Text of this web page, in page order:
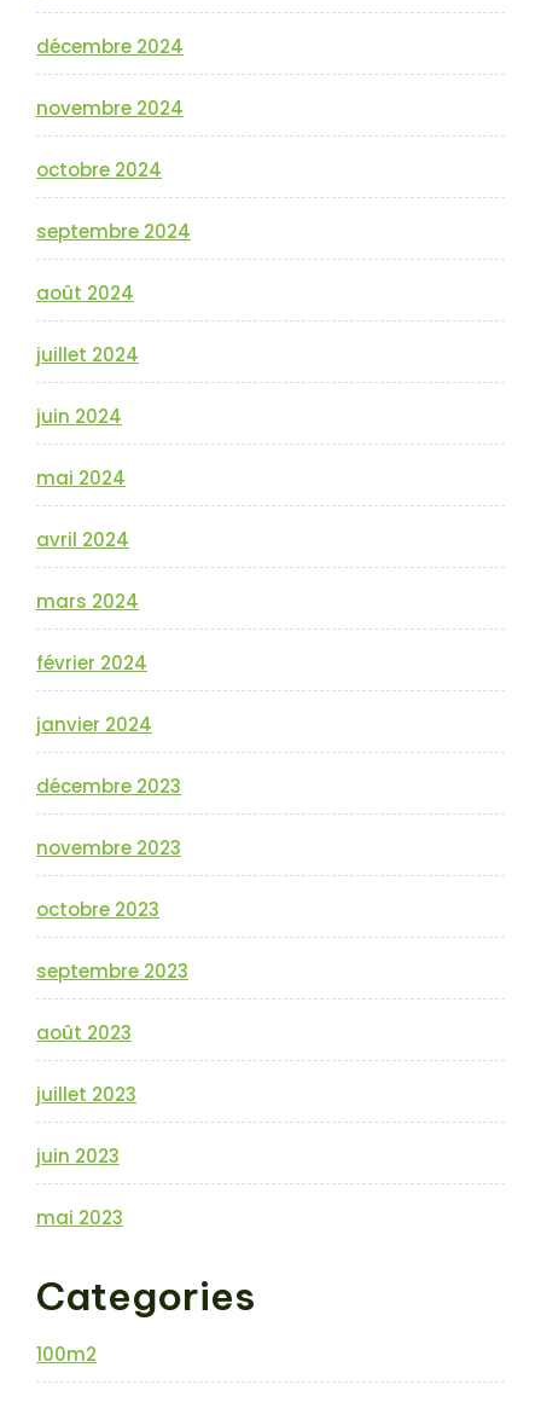
décembre 2024
novembre 2024
octobre 2024
septembre 2024
août 2024
juillet 2024
juin 2024
mai 2024
avril 2024
mars 2024
février 2024
janvier 2024
décembre 2023
novembre 2023
octobre 2023
septembre 2023
août 2023
juillet 2023
juin 2023
mai 2023
Categories
100m2